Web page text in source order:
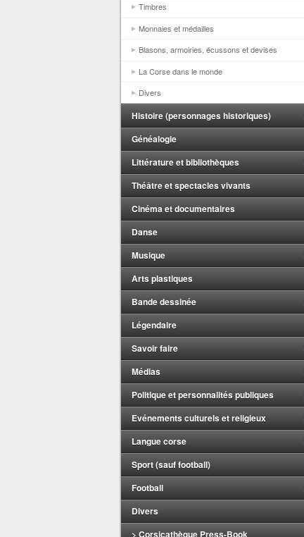
Timbres
Monnaies et médailles
Blasons, armoiries, écussons et devises
La Corse dans le monde
Divers
Histoire (personnages historiques)
Généalogie
Littérature et bibliothèques
Théâtre et spectacles vivants
Cinéma et documentaires
Danse
Musique
Arts plastiques
Bande dessinée
Légendaire
Savoir faire
Médias
Politique et personnalités publiques
Evénements culturels et religieux
Langue corse
Sport (sauf football)
Football
Divers
> Corsicathèque Press-Book